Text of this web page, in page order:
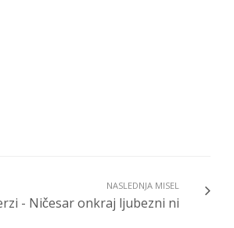
NASLEDNJA MISEL
- Ničesar onkraj ljubezni ni